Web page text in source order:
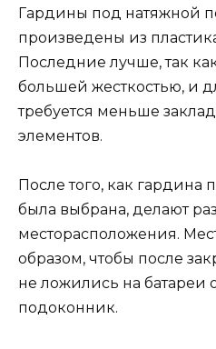
Гардины под натяжной
произведены из
Последние лучше, так
большей жесткостью, и
требуется меньше
элементов.
После того, как гардина
была выбрана, делают
месторасположения.
образом, чтобы после
не ложились на батареи
подоконник.